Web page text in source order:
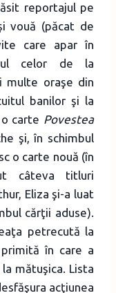
reportajul pe
vouă (păcat de
care apar în
celor de la
multe oraşe din
banilor şi la
carte Povestea
şi, în schimbul
o carte nouă (în
câteva titluri
Eliza şi-a luat
cărţii aduse).
petrecută la
în care a
mătuşica. Lista
acţiunea